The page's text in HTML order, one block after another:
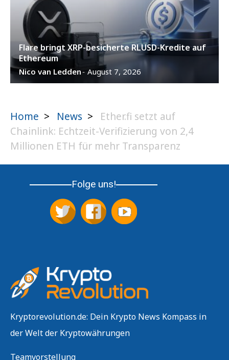
Flare bringt XRP-besicherte RLUSD-Kredite auf
Ethereum
Nico van Ledden- August 7, 2026
Home > News >
Ether.fi setzt auf
Chainlink: Echtzeit-Verifizierung von 2,4
Millionen ETH für mehr Transparenz
Folge uns!
Kryptorevolution.de: Dein Krypto News Kompass in
der Welt der Kryptowährungen
Teamvorstellung